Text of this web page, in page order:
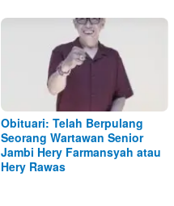
Obituari: Telah Berpulang
Seorang Wartawan Senior
Jambi Hery Farmansyah atau
Hery Rawas